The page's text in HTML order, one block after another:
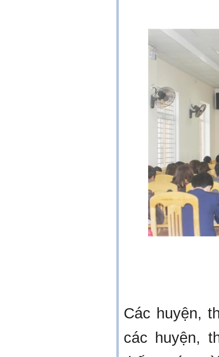
Các huyện,
các huyện,